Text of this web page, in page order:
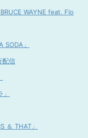
WAYNE feat. Flo
SODA」
配信
＆ THAT」